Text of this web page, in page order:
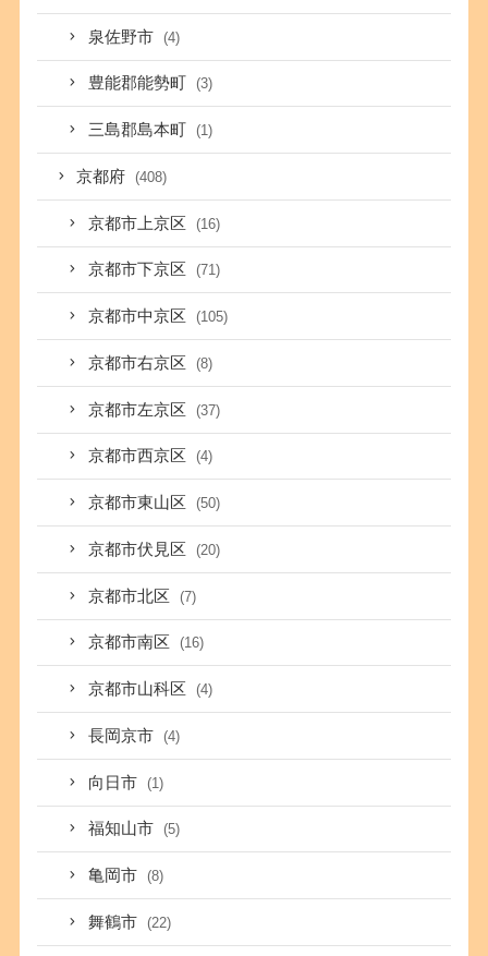
泉佐野市 (4)
豊能郡能勢町 (3)
三島郡島本町 (1)
京都府 (408)
京都市上京区 (16)
京都市下京区 (71)
京都市中京区 (105)
京都市右京区 (8)
京都市左京区 (37)
京都市西京区 (4)
京都市東山区 (50)
京都市伏見区 (20)
京都市北区 (7)
京都市南区 (16)
京都市山科区 (4)
長岡京市 (4)
向日市 (1)
福知山市 (5)
亀岡市 (8)
舞鶴市 (22)